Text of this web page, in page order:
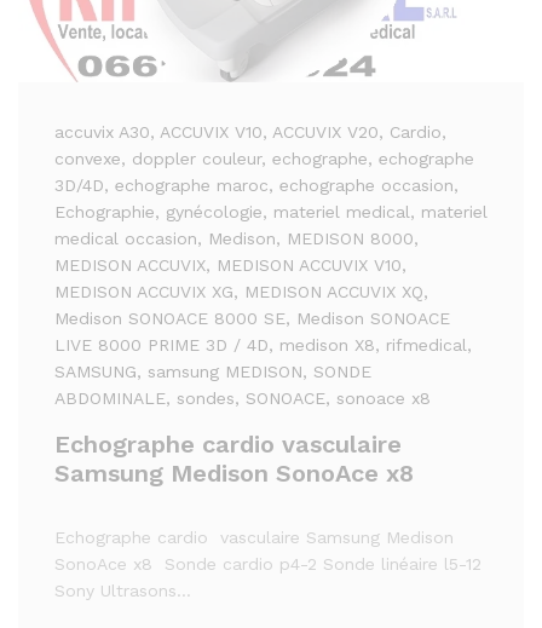
accuvix A30, ACCUVIX V10, ACCUVIX V20, Cardio,
convexe, doppler couleur, echographe, echographe
3D/4D, echographe maroc, echographe occasion,
Echographie, gynécologie, materiel medical, materiel
medical occasion, Medison, MEDISON 8000,
MEDISON ACCUVIX, MEDISON ACCUVIX V10,
MEDISON ACCUVIX XG, MEDISON ACCUVIX XQ,
Medison SONOACE 8000 SE, Medison SONOACE
LIVE 8000 PRIME 3D / 4D, medison X8, rifmedical,
SAMSUNG, samsung MEDISON, SONDE
ABDOMINALE, sondes, SONOACE, sonoace x8
Echographe cardio vasculaire
Samsung Medison SonoAce x8
Echographe cardio vasculaire Samsung Medison
SonoAce x8 Sonde cardio p4-2 Sonde linéaire l5-12
Sony Ultrasons…